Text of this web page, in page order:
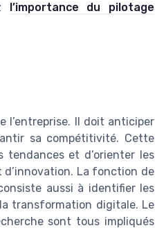
l’importance du pilotage
l’entreprise. Il doit anticiper
sa compétitivité. Cette
tendances et d’orienter les
d’innovation. La fonction de
aussi à identifier les
transformation digitale. Le
sont tous impliqués